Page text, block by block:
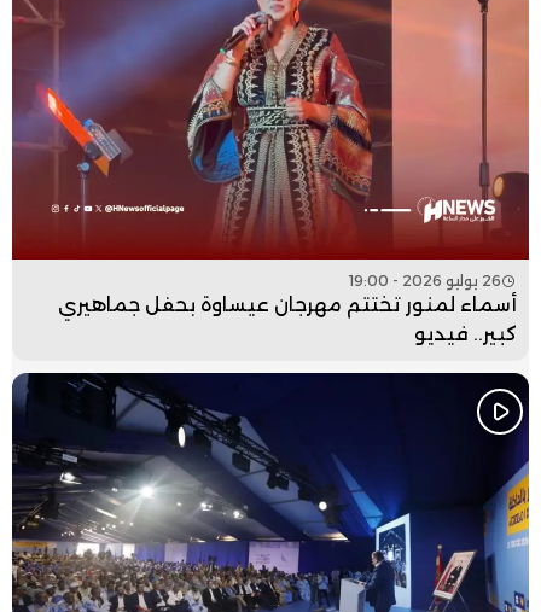
26 يوليو 2026 - 19:00
أسماء لمنور تختتم مهرجان عيساوة بحفل جماهيري
كبير.. فيديو